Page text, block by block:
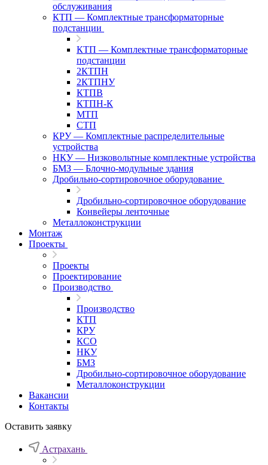
обслуживания
КТП — Комплектные трансформаторные
подстанции
КТП — Комплектные трансформаторные
подстанции
2КТПН
2КТПНУ
КТПВ
КТПН-К
МТП
СТП
КРУ — Комплектные распределительные
устройства
НКУ — Низковольтные комплектные устройства
БМЗ — Блочно-модульные здания
Дробильно-сортировочное оборудование
Дробильно-сортировочное оборудование
Конвейеры ленточные
Металлоконструкции
Монтаж
Проекты
Проекты
Проектирование
Производство
Производство
КТП
КРУ
КСО
НКУ
БМЗ
Дробильно-сортировочное оборудование
Металлоконструкции
Вакансии
Контакты
Оставить заявку
Астрахань